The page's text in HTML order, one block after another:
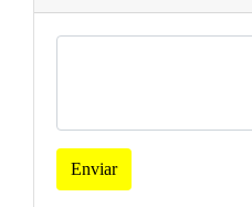
Enviar